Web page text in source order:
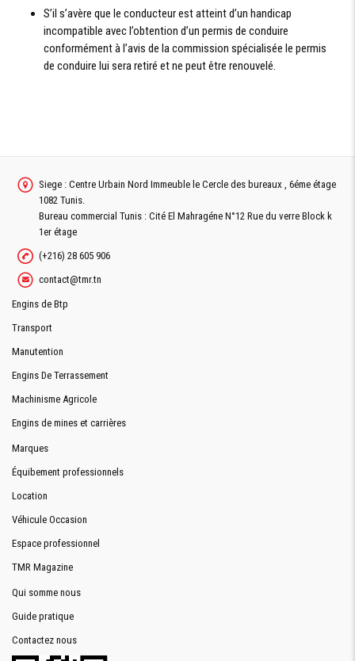
S’il s’avère que le conducteur est atteint d’un handicap
incompatible avec l’obtention d’un permis de conduire
conformément à l’avis de la commission spécialisée le permis
de conduire lui sera retiré et ne peut être renouvelé.
Siege : Centre Urbain Nord Immeuble le Cercle des bureaux , 6éme étage
1082 Tunis.
Bureau commercial Tunis : Cité El Mahragéne N°12 Rue du verre Block k
1er étage
(+216) 28 605 906
contact@tmr.tn
Engins de Btp
Transport
Manutention
Engins De Terrassement
Machinisme Agricole
Engins de mines et carrières
Marques
Équibement professionnels
Location
Véhicule Occasion
Espace professionnel
TMR Magazine
Qui somme nous
Guide pratique
Contactez nous